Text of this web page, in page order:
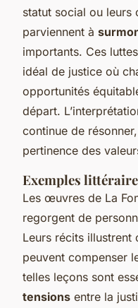
statut social ou leurs
parviennent à
importants. Ces
idéal de justice où
opportunités
départ.
continue de
pertinence des
Exemples
Les œuvres de La
regorgent de
Leurs récits illustrent
peuvent compenser
telles leçons sont
tensions entre la